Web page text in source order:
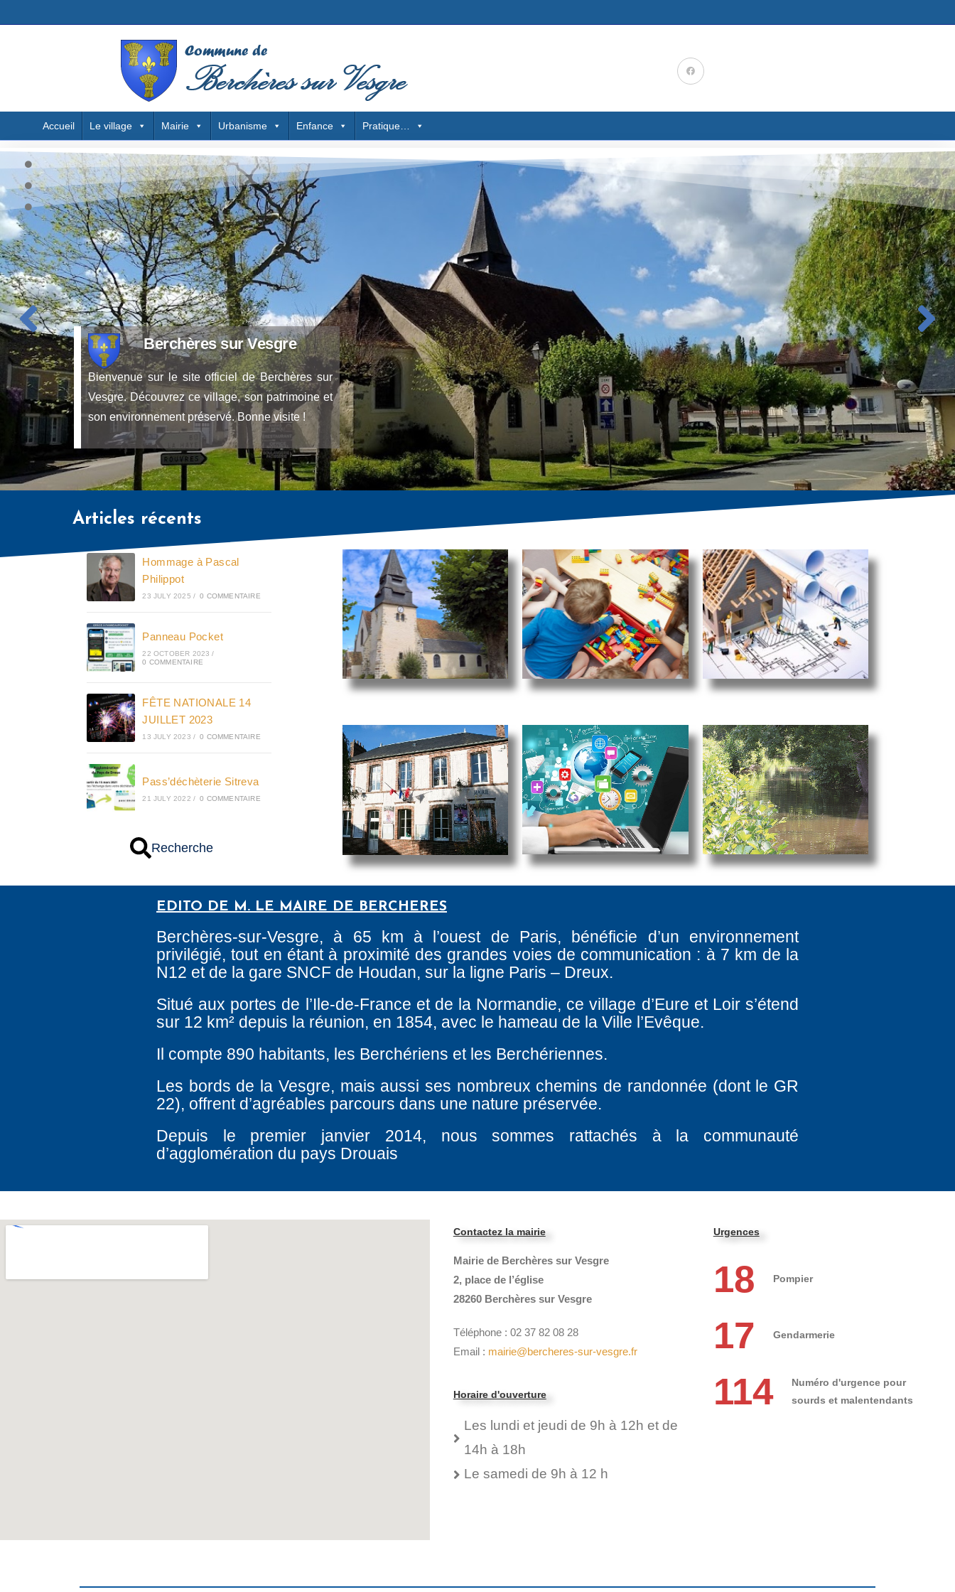
Accueil Le village Mairie Urbanisme Enfance Pratique…
Berchères sur Vesgre
Bienvenue sur le site officiel de Berchères sur
Vesgre. Découvrez ce village, son patrimoine et
son environnement préservé. Bonne visite !
Articles récents
Hommage à Pascal
Philippot
23 JULY 2025 / 0 COMMENTAIRE
Panneau Pocket
22 OCTOBER 2023 /
0 COMMENTAIRE
FÊTE NATIONALE 14
JUILLET 2023
13 JULY 2023 / 0 COMMENTAIRE
Pass’déchèterie Sitreva
21 JULY 2022 / 0 COMMENTAIRE
Recherche
EDITO DE M. LE MAIRE DE BERCHERES
Berchères-sur-Vesgre, à 65 km à l’ouest de Paris, bénéficie d’un environnement
privilégié, tout en étant à proximité des grandes voies de communication : à 7 km de la
N12 et de la gare SNCF de Houdan, sur la ligne Paris – Dreux.
Situé aux portes de l’Ile-de-France et de la Normandie, ce village d’Eure et Loir s’étend
sur 12 km² depuis la réunion, en 1854, avec le hameau de la Ville l’Evêque.
Il compte 890 habitants, les Berchériens et les Berchériennes.
Les bords de la Vesgre, mais aussi ses nombreux chemins de randonnée (dont le GR
22), offrent d’agréables parcours dans une nature préservée.
Depuis le premier janvier 2014, nous sommes rattachés à la communauté
d’agglomération du pays Drouais
Contactez la mairie
Mairie de Berchères sur Vesgre
2, place de l’église
28260 Berchères sur Vesgre
Téléphone : 02 37 82 08 28
Email : mairie@bercheres-sur-vesgre.fr
Horaire d'ouverture
Les lundi et jeudi de 9h à 12h et de
14h à 18h
Le samedi de 9h à 12 h
Urgences
18 Pompier
17 Gendarmerie
114
Numéro d'urgence pour
sourds et malentendants